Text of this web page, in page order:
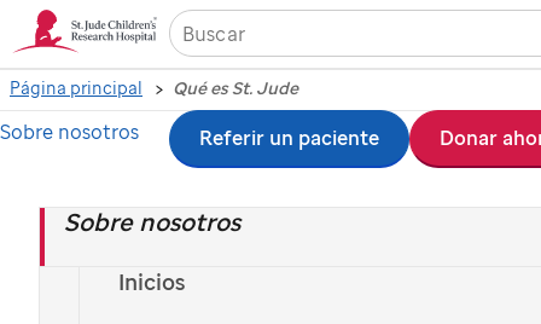
Ir
contenido
principal
Sobre nosotros
Inicios
Sobre nosotros Referir un paciente Donar
Página principal Qué es St. Jude